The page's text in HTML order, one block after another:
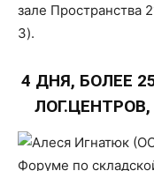
зале Пространства
3).
4 ДНЯ, БОЛЕЕ